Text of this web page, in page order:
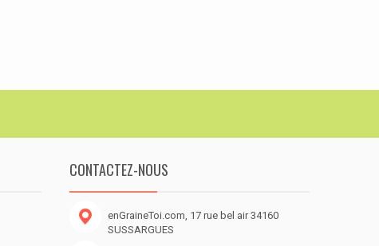
CONTACTEZ-NOUS
enGraineToi.com, 17 rue bel air 34160
SUSSARGUES